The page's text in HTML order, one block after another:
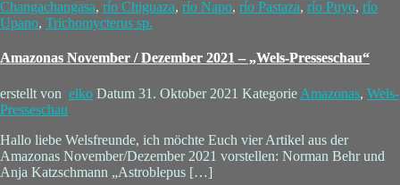
Changachangasa, río Chiguaza, río Napo, río Pastaza, río Puyo, río
Upano, Trichomycterus sp.
Amazonas November / Dezember 2021 – „Wels-Presseschau“
erstellt von elko Datum 31. Oktober 2021 Kategorie Amazonas, Wels-
Presseschau
Hallo liebe Welsfreunde, ich möchte Euch vier Artikel aus der
Amazonas November/Dezember 2021 vorstellen: Norman Behr und
Anja Katzschmann „Astroblepus […]